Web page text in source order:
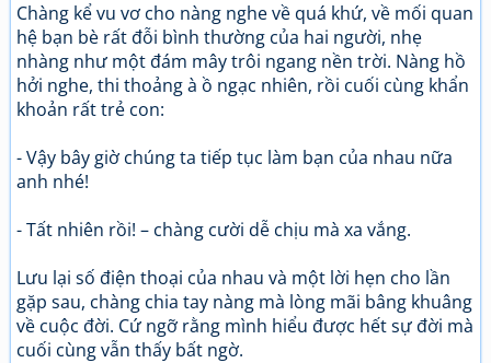
Chàng kể vu vơ cho nàng nghe về quá khứ, về mối quan
hệ bạn bè rất đỗi bình thường của hai người, nhẹ
nhàng như một đám mây trôi ngang nền trời. Nàng hồ
hởi nghe, thi thoảng à ồ ngạc nhiên, rồi cuối cùng khẩn
khoản rất trẻ con:
- Vậy bây giờ chúng ta tiếp tục làm bạn của nhau nữa
anh nhé!
- Tất nhiên rồi! – chàng cười dễ chịu mà xa vắng.
Lưu lại số điện thoại của nhau và một lời hẹn cho lần
gặp sau, chàng chia tay nàng mà lòng mãi bâng khuâng
về cuộc đời. Cứ ngỡ rằng mình hiểu được hết sự đời mà
cuối cùng vẫn thấy bất ngờ.